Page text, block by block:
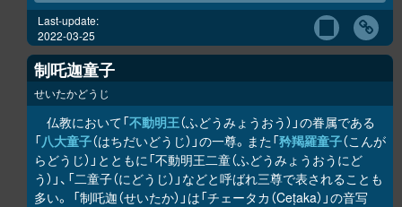
Last-update:
2022-03-25
制吒迦童子
せいたかどうじ
仏教において「不動明王（ふどうみょうおう）」の眷属である
「八大童子（はちだいどうじ）」の一尊。また「矜羯羅童子（こんが
らどうじ）」とともに「不動明王二童（ふどうみょうおうにど
う）」、「二童子（にどうじ）」などと呼ばれ三尊で表されることも
多い。 「制吒迦（せいたか）」は「チェータカ（Ceṭaka）」の音写